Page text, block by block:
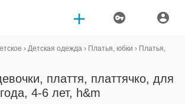
› Детская одежда › Платья, юбки › Платья,
плаття, платтячко, для
4-6 лет, h&m